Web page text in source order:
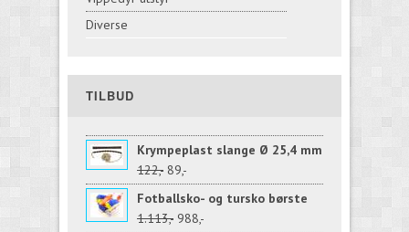
Diverse
TILBUD
Krympeplast slange Ø 25,4 mm
122,- 89,-
Fotballsko- og tursko børste
1.113,- 988,-